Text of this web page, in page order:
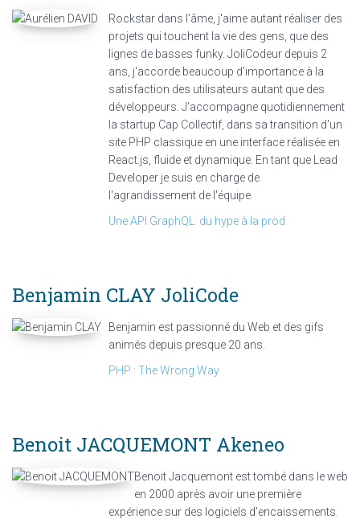
Rockstar dans l'âme, j'aime autant réaliser des
projets qui touchent la vie des gens, que des
lignes de basses funky. JoliCodeur depuis 2
ans, j'accorde beaucoup d'importance à la
satisfaction des utilisateurs autant que des
développeurs. J'accompagne quotidiennement
la startup Cap Collectif, dans sa transition d'un
site PHP classique en une interface réalisée en
React.js, fluide et dynamique. En tant que Lead
Developer je suis en charge de
l'agrandissement de l'équipe.
Une API GraphQL: du hype à la prod
Benjamin CLAY JoliCode
Benjamin est passionné du Web et des gifs
animés depuis presque 20 ans.
PHP : The Wrong Way
Benoit JACQUEMONT Akeneo
Benoit Jacquemont est tombé dans le web
en 2000 après avoir une première
expérience sur des logiciels d'encaissements.